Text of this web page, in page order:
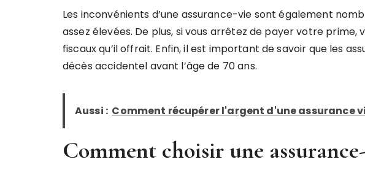
Les inconvénients d’une assurance-vie sont également
assez élevées. De plus, si vous arrêtez de payer votre
fiscaux qu’il offrait. Enfin, il est important de savoir que les
décès accidentel avant l’âge de 70 ans.
Aussi : Comment récupérer l'argent d'une assurance
Comment choisir une